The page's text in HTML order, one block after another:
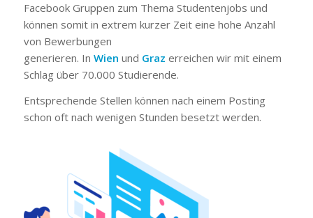
Facebook Gruppen zum Thema Studentenjobs und
können somit in extrem kurzer Zeit eine hohe Anzahl
von Bewerbungen
generieren. In Wien und Graz erreichen wir mit einem
Schlag über 70.000 Studierende.
Entsprechende Stellen können nach einem Posting
schon oft nach wenigen Stunden besetzt werden.